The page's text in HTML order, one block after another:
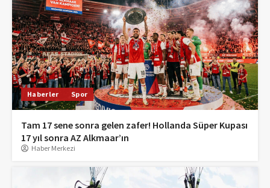
Haberler Spor
Tam 17 sene sonra gelen zafer! Hollanda Süper Kupası
17 yıl sonra AZ Alkmaar’ın
Haber Merkezi